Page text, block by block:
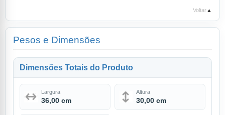
Voltar ▲
Pesos e Dimensões
Dimensões Totais do Produto
Largura
36,00 cm
Altura
30,00 cm